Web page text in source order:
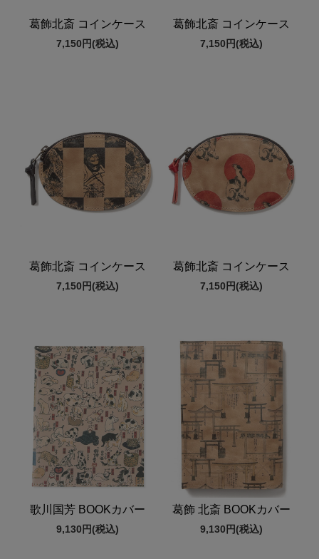
葛飾北斎 コインケース
7,150円(税込)
葛飾北斎 コインケース
7,150円(税込)
葛飾北斎 コインケース
7,150円(税込)
葛飾北斎 コインケース
7,150円(税込)
歌川国芳 BOOKカバー
9,130円(税込)
葛飾 北斎 BOOKカバー
9,130円(税込)